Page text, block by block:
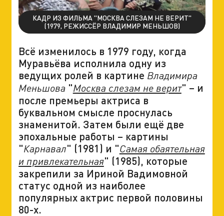
КАДР ИЗ ФИЛЬМА "МОСКВА СЛЕЗАМ НЕ ВЕРИТ"
(1979, РЕЖИССЁР ВЛАДИМИР МЕНЬШОВ)
Всё изменилось в 1979 году, когда
Муравьёва исполнила одну из
ведущих ролей в картине Владимира
Меньшова"Москва слезам не верит" – и
после премьеры актриса в
буквальном смысле проснулась
знаменитой. Затем были ещё две
эпохальные работы – картины
"Карнавал" (1981) и "Самая обаятельная
и привлекательная" (1985), которые
закрепили за Ириной Вадимовной
статус одной из наиболее
популярных актрис первой половины
80-х.